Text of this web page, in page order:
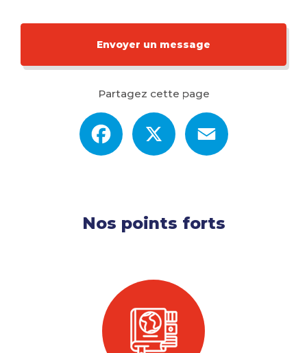
Envoyer un message
Partagez cette page
Facebook
Nos points forts